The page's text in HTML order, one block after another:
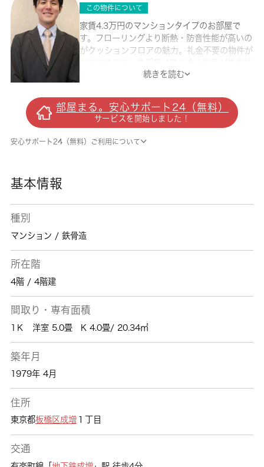
この物件について
家賃4.3万円のマンションタイプのお部屋で
す。フローリングより断熱・防音性能が高いの
がクッションフロアの魅力。礼金不要の物件が
しかないため、お互いの生活音が響きにくくな
現していきたいですか。新しい住まいでハリの
ある生活を送っていきましょう。お問い合わせ
もお気軽にご連絡ください。
続きを読む
部屋まる。安心サポート24（無料）
サービスを開始しました！
安心サポート24（無料）ご利用について
基本情報
種別
マンション / 鉄骨造
所在階
4階 / 4階建
間取り・専有面積
1Ｋ 洋室 5.0畳 K 4.0畳/ 20.34㎡
築年月
1979年 4月
住所
東京都板橋区 成増１丁目
交通